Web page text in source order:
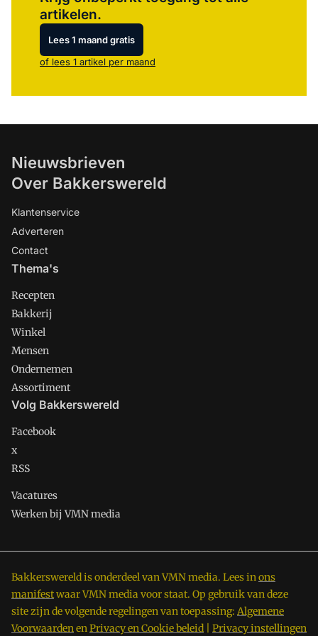
artikelen.
Lees 1 maand gratis
of lees 1 artikel per maand
Nieuwsbrieven
Over Bakkerswereld
Klantenservice
Adverteren
Contact
Thema's
Recepten
Bakkerij
Winkel
Mensen
Ondernemen
Assortiment
Volg Bakkerswereld
Facebook
x
RSS
Vacatures
Werken bij VMN media
Bakkerswereld is onderdeel van VMN media. Lees inons
manifestwaar VMN media voor staat. Op gebruik van deze
site zijn de volgende regelingen van toepassing: Algemene
VoorwaardenenPrivacy en Cookie beleid Privacy instellingen